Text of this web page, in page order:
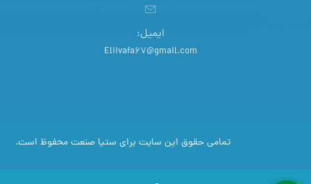
ایمیل:
Eliivafa67@gmail.com
تمامی حقوق این سایت برای ستیا صنعت محفوظ است.